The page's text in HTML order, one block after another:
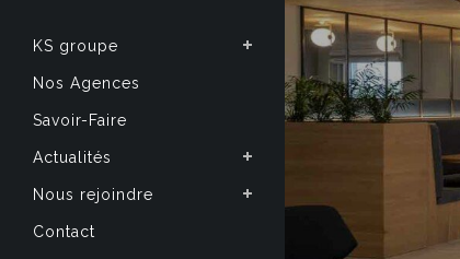
KS groupe
Nos Agences
Savoir-Faire
Actualités
Nous rejoindre
Contact